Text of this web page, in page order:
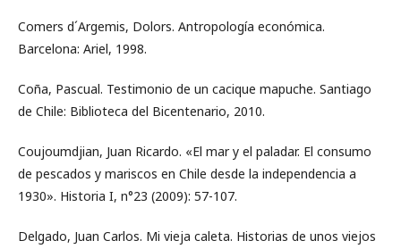
Comers d´Argemis, Dolors. Antropología económica.
Barcelona: Ariel, 1998.
Coña, Pascual. Testimonio de un cacique mapuche. Santiago
de Chile: Biblioteca del Bicentenario, 2010.
Coujoumdjian, Juan Ricardo. «El mar y el paladar. El consumo
de pescados y mariscos en Chile desde la independencia a
1930». Historia I, n°23 (2009): 57-107.
Delgado, Juan Carlos. Mi vieja caleta. Historias de unos viejos